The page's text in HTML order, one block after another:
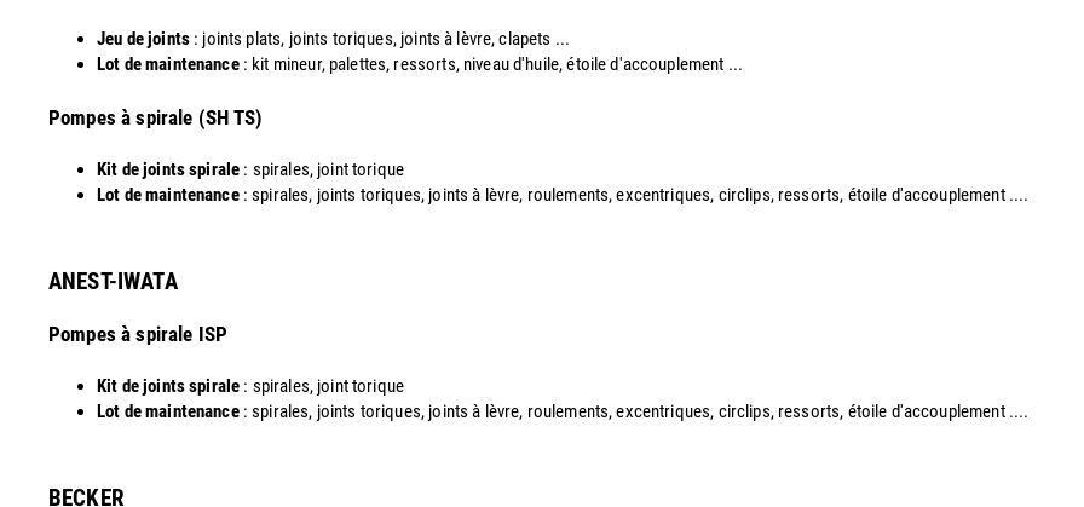
Jeu de joints : joints plats, joints toriques, joints à lèvre, clapets ...
Lot de maintenance: kit mineur, palettes, ressorts, niveau d'huile, étoile d'accouplement ...​
​Pompes à spirale (SH TS)
Kit de joints spirale : spirales, joint torique
Lot de maintenance: spirales, joints toriques, joints à lèvre, roulements, excentriques, circlips, ressorts, étoile d'accouplement ....​
ANEST-IWATA
Pompes à spirale ISP
Kit de joints spirale : spirales, joint torique
Lot de maintenance: spirales, joints toriques, joints à lèvre, roulements, excentriques, circlips, ressorts, étoile d'accouplement ....
​BECKER